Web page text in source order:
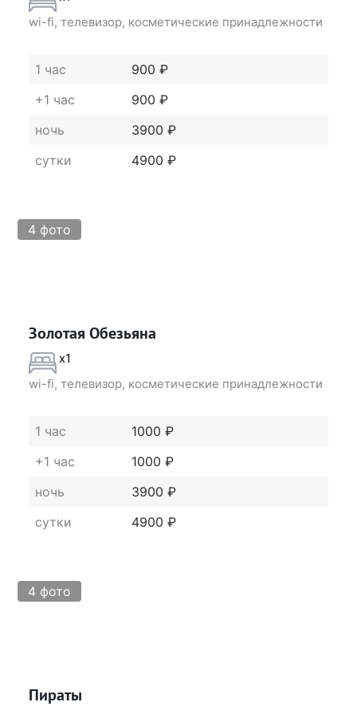
Сайт: sovahotels.ru/sova-kashirskaya
Подходит для новобрачных
Подходит для свидания
wi-fi, телевизор, косметические принадлежности
1 час
900 ₽
+1 час
900 ₽
ночь
3900 ₽
сутки
4900 ₽
4 фото
Золотая Обезьяна
x1
wi-fi, телевизор, косметические принадлежности
1 час
1000 ₽
+1 час
1000 ₽
ночь
3900 ₽
сутки
4900 ₽
4 фото
Пираты